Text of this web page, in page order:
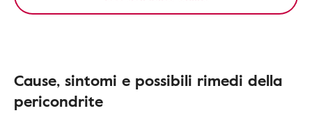
Cause, sintomi e possibili rimedi della
pericondrite